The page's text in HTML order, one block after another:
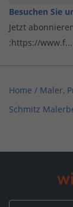
Besuchen Sie
Jetzt
:https://www.f...
Home / Maler,
Schmitz
Schmitz
Maler,
Galerien